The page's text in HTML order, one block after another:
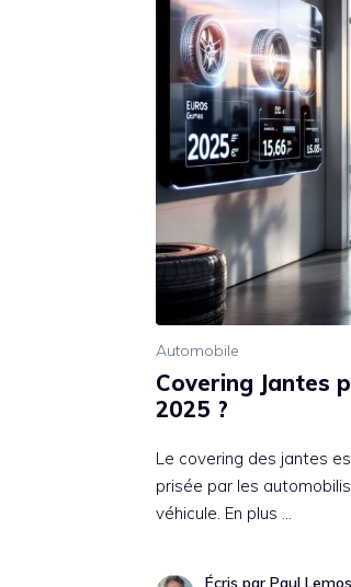
Automobile
Covering Jantes
2025 ?
Le covering des jantes
prisée par les
véhicule. En plus …
Écris par Paul